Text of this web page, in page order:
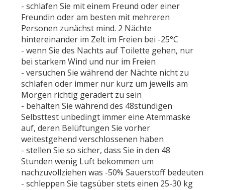
- schlafen Sie mit einem Freund oder einer
Freundin oder am besten mit mehreren
Personen zunächst mind. 2 Nächte
hintereinander im Zelt im Freien bei -25°C
- wenn Sie des Nachts auf Toilette gehen, nur
bei starkem Wind und nur im Freien
- versuchen Sie während der Nächte nicht zu
schlafen oder immer nur kurz um jeweils am
Morgen richtig gerädert zu sein
- behalten Sie während des 48stündigen
Selbsttest unbedingt immer eine Atemmaske
auf, deren Belüftungen Sie vorher
weitestgehend verschlossenen haben
- stellen Sie so sicher, dass Sie in den 48
Stunden wenig Luft bekommen um
nachzuvollziehen was -50% Sauerstoff bedeuten
- schleppen Sie tagsüber stets einen 25-30 kg